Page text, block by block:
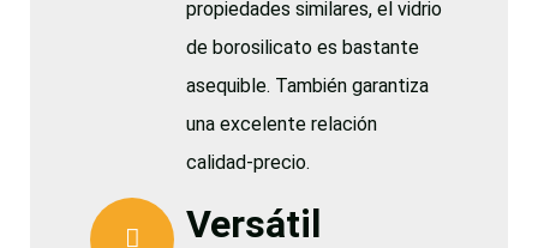
propiedades similares, el vidrio
de borosilicato es bastante
asequible. También garantiza
una excelente relación
calidad-precio.
Versátil